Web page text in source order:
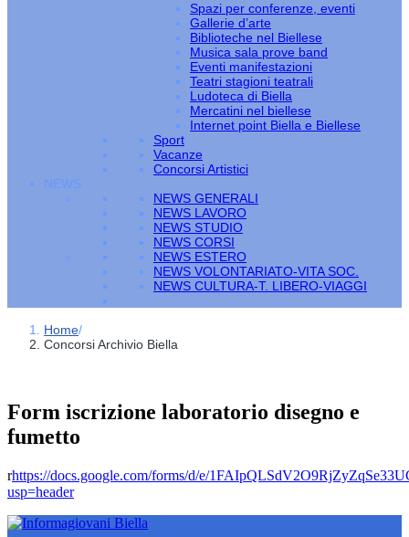
Spazi per conferenze, eventi
Gallerie d’arte
Biblioteche nel Biellese
Musica sala prove band
Eventi manifestazioni
Teatri stagioni teatrali
Ludoteca di Biella
Mercatini nel biellese
Internet point Biella e Biellese
Sport
Vacanze
Concorsi Artistici
NEWS
NEWS GENERALI
NEWS LAVORO
NEWS STUDIO
NEWS CORSI
NEWS ESTERO
NEWS VOLONTARIATO-VITA SOC.
NEWS CULTURA-T. LIBERO-VIAGGI
Home/
Concorsi Archivio Biella
Form iscrizione laboratorio disegno e
fumetto
rhttps://docs.google.com/forms/d/e/
usp=header